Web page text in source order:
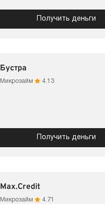
Получить деньги
Бустра
Микрозайм 4.13
Получить деньги
Max.Credit
Микрозайм 4.71